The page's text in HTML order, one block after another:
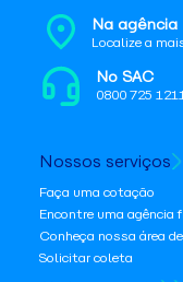
Na agência
Localize a
No SAC
0800 725
Nossos serviços
Faça uma cotação
Encontre uma agência
Conheça nossa área
Solicitar coleta